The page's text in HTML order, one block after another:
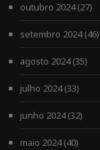
outubro 2024(27)
setembro 2024(46)
agosto 2024(35)
julho 2024(33)
junho 2024(32)
maio 2024(40)